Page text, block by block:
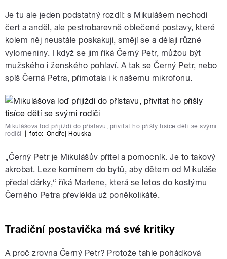
Je tu ale jeden podstatný rozdíl: s Mikulášem nechodí
čert a anděl, ale pestrobarevně oblečené postavy, které
kolem něj neustále poskakují, smějí se a dělají různé
vylomeniny. I když se jim říká Černý Petr, můžou být
mužského i ženského pohlaví. A tak se Černý Petr, nebo
spíš Černá Petra, přimotala i k našemu mikrofonu.
Mikulášova loď přijíždí do přístavu, přivítat ho přišly tisíce dětí se svými
rodiči
foto: Ondřej Houska
„Černý Petr je Mikulášův přítel a pomocník. Je to takový
akrobat. Leze komínem do bytů, aby dětem od Mikuláše
předal dárky,“ říká Marlene, která se letos do kostýmu
Černého Petra převlékla už poněkolikáté.
Tradiční postavička má své kritiky
A proč zrovna Černý Petr? Protože tahle pohádková